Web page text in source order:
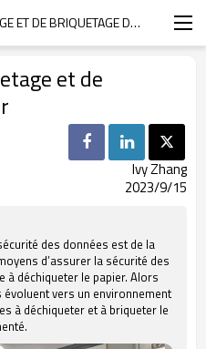
MACHINE DE DÉCHIQUETAGE ET DE BRIQUETAGE DE PAPIER
et de
Ivy Zhang
2023/9/15
des données est de la
d’assurer la sécurité des
déchiqueter le papier. Alors
évoluent vers un environnement
à déchiqueter et à briqueter le